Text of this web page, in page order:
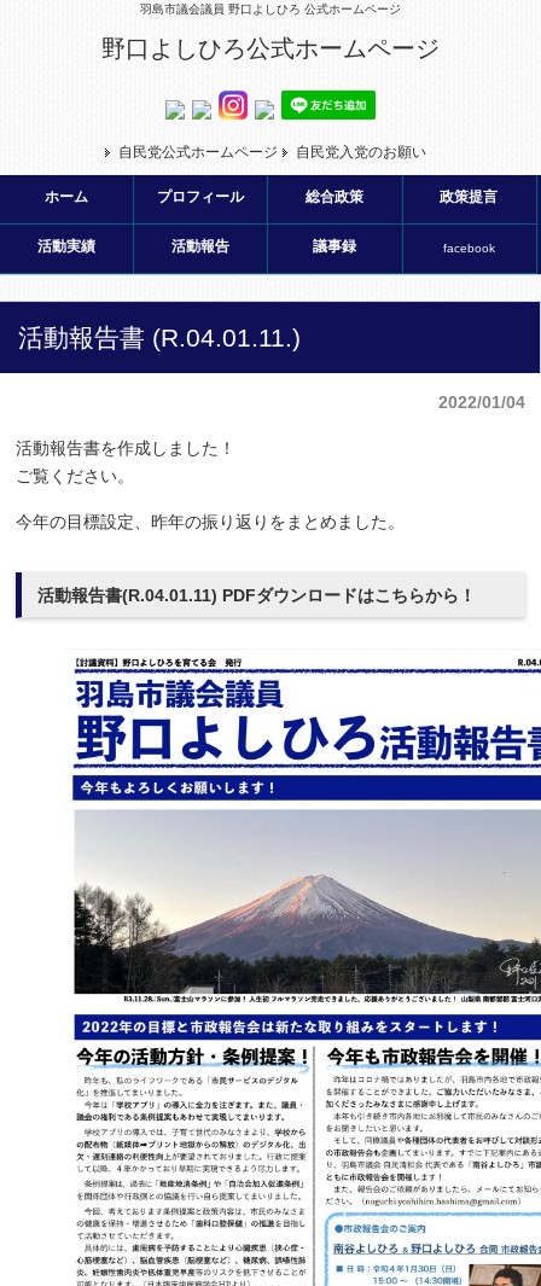
羽島市議会議員 野口よしひろ 公式ホームページ
野口よしひろ公式ホームページ
自民党公式ホームページ 自民党入党のお願い
ホーム プロフィール 総合政策 政策提言
活動実績 活動報告 議事録 facebook
活動報告書 (R.04.01.11.)
2022/01/04
活動報告書を作成しました！
ご覧ください。
今年の目標設定、昨年の振り返りをまとめました。
活動報告書(R.04.01.11) PDFダウンロードはこちらから！